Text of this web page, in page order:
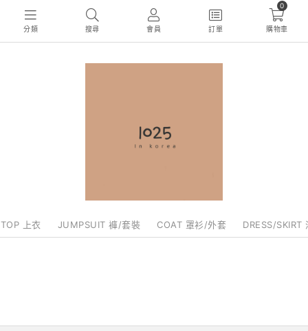
分類 搜尋 會員 訂單
0
購物車
TOP 上衣 JUMPSUIT 褲/套裝 COAT 罩衫/外套 DRESS/SKIRT